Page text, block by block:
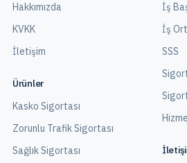
Hakkımızda
KVKK
İletişim
Ürünler
Kasko Sigortası
Zorunlu Trafik Sigortası
Sağlık Sigortası
İş
İş
SSS